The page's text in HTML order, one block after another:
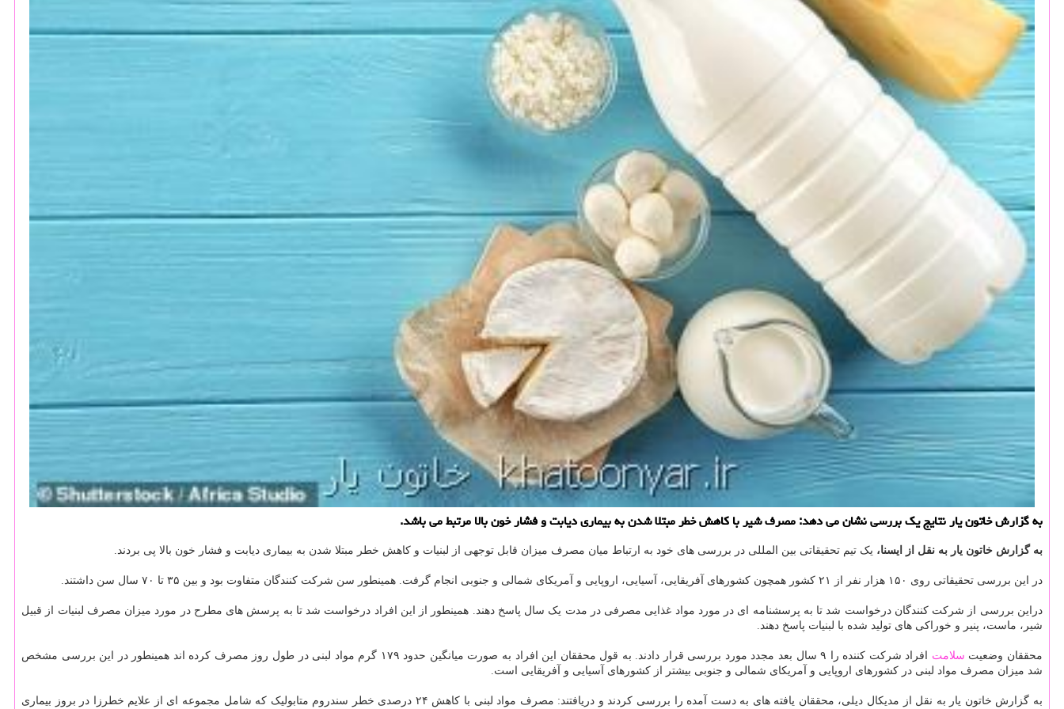
به گزارش خاتون یار نتایج یك بررسی نشان می دهد: مصرف شیر با كاهش خطر مبتلا شدن به بیماری دیابت و فشار خون بالا مرتبط می باشد.
به گزارش خاتون یار به نقل از ایسنا، یک تیم تحقیقاتی بین المللی در بررسی های خود به ارتباط میان مصرف میزان قابل توجهی از لبنیات و کاهش خطر مبتلا شدن به بیماری دیابت و فشار خون بالا پی بردند.
در این بررسی تحقیقاتی روی ۱۵۰ هزار نفر از ۲۱ کشور همچون کشورهای آفریقایی، آسیایی، اروپایی و آمریکای شمالی و جنوبی انجام گرفت. همینطور سن شرکت کنندگان متفاوت بود و بین ۳۵ تا ۷۰ سال سن داشتند.
دراین بررسی از شرکت کنندگان درخواست شد تا به پرسشنامه ای در مورد مواد غذایی مصرفی در مدت یک سال پاسخ دهند. همینطور از این افراد درخواست شد تا به پرسش های مطرح در مورد میزان مصرف لبنیات از قبیل
شیر، ماست، پنیر و خوراکی های تولید شده با لبنیات پاسخ دهند.
محققان وضعیت سلامت
افراد شرکت کننده را ۹ سال بعد مجدد مورد بررسی قرار دادند. به قول محققان این افراد به صورت میانگین حدود ۱۷۹ گرم مواد لبنی در طول روز مصرف کرده اند همینطور در این بررسی مشخص
شد میزان مصرف مواد لبنی در کشورهای اروپایی و آمریکای شمالی و جنوبی بیشتر از کشورهای آسیایی و آفریقایی است.
به گزارش خاتون یار به نقل از مدیکال دیلی، محققان یافته های به دست آمده را بررسی کردند و دریافتند: مصرف مواد لبنی با کاهش ۲۴ درصدی خطر سندروم متابولیک که شامل مجموعه ای از علایم خطرزا در بروز بیماری